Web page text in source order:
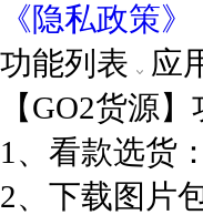
《隐私政策》
功能列表
应
【GO2货源
1、看款选货
2、下载图片